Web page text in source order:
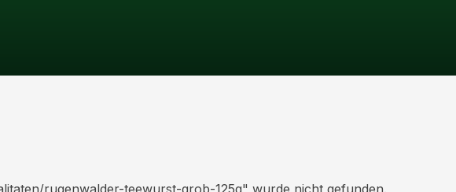
rugenwalder-teewurst-grob-125g" wurde nicht gefunden.